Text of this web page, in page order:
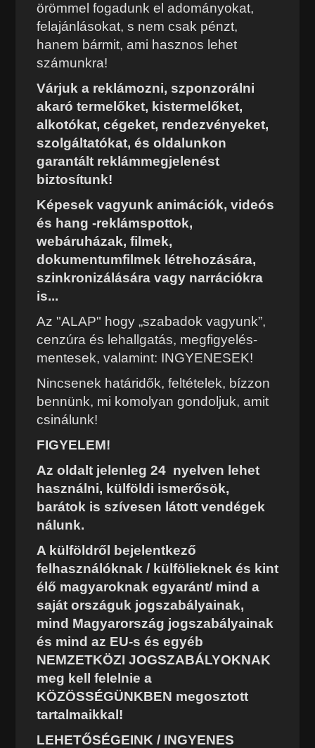
örömmel fogadunk el adományokat,
felajánlásokat, s nem csak pénzt,
hanem bármit, ami hasznos lehet
számunkra!
Várjuk a reklámozni, szponzorálni
akaró termelőket, kistermelőket,
alkotókat, cégeket, rendezvényeket,
szolgáltatókat, és oldalunkon
garantált reklámmegjelenést
biztosítunk!
Képesek vagyunk animációk, videós
és hang -reklámspottok,
webáruházak, filmek,
dokumentumfilmek létrehozására,
szinkronizálására vagy narrációkra
is...
Az "ALAP" hogy „szabadok vagyunk”,
cenzúra és lehallgatás, megfigyelés-
mentesek, valamint: INGYENESEK!
Nincsenek határidők, feltételek, bízzon
bennünk, mi komolyan gondoljuk, amit
csinálunk!
FIGYELEM!
Az oldalt jelenleg 24 nyelven lehet
használni, külföldi ismerősök,
barátok is szívesen látott vendégek
nálunk.
A külföldről bejelentkező
felhasználóknak / külfölieknek és kint
élő magyaroknak egyaránt/ mind a
saját országuk jogszabályainak,
mind Magyarország jogszabályainak
és mind az EU-s és egyéb
NEMZETKÖZI JOGSZABÁLYOKNAK
meg kell felelnie a
KÖZÖSSÉGÜNKBEN megosztott
tartalmaikkal!
LEHETŐSÉGEINK / INGYENES